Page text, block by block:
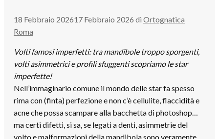
18 Febbraio 202617 Febbraio 2026 di Ortognatica
Roma
Volti famosi imperfetti: tra mandibole troppo sporgenti,
volti asimmetrici e profili sfuggenti scopriamo le star
imperfette!
Nell’immaginario comune il mondo delle star fa spesso
rima con (finta) perfezione e non c’è cellulite, flaccidità e
acne che possa scampare alla bacchetta di photoshop…
ma certi difetti, si sa, se legati a denti, asimmetrie del
volto e malformazioni della mandibola sono veramente